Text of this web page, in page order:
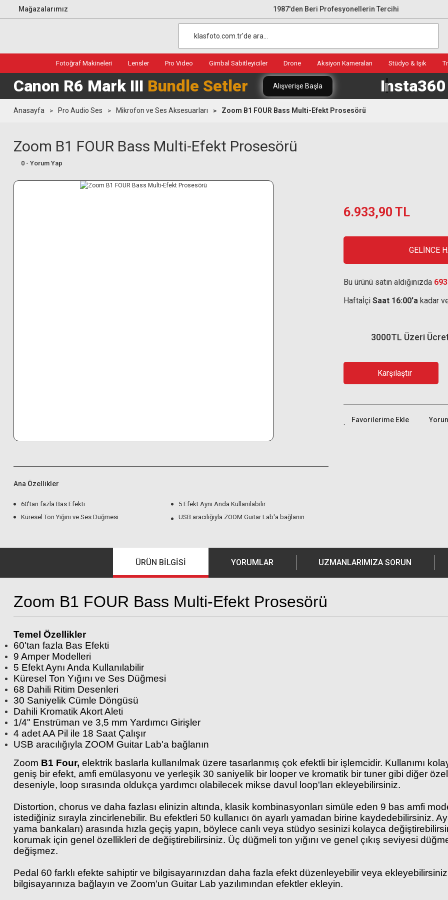
Mağazalarımız 1987'den Beri Profesyonellerin Tercihi
Fotoğraf Makineleri Lensler Pro Video Gimbal Sabitleyiciler Drone Aksiyon Kameraları Stüdyo & Işık
Canon R6 Mark III Bundle Setler Alışverişe Başla Insta360
Anasayfa Pro Audio Ses Mikrofon ve Ses Aksesuarları Zoom B1 FOUR Bass Multi-Efekt Prosesörü
Zoom B1 FOUR Bass Multi-Efekt Prosesörü
0 - Yorum Yap
Ana Özellikler
60'tan fazla Bas Efekti
5 Efekt Aynı Anda Kullanılabilir
Küresel Ton Yığını ve Ses Düğmesi
USB aracılığıyla ZOOM Guitar Lab'a bağlanın
6.933,90 TL
GELİNCE
Bu ürünü satın aldığınızda
Haftaİçi Saat 16:00'a kadar
3000TL Üzeri
Karşılaştır
ÜRÜN BILGISI YORUMLAR UZMANLARIMIZA SORUN
Zoom B1 FOUR Bass Multi-Efekt Prosesörü
Temel Özellikler
60'tan fazla Bas Efekti
9 Amper Modelleri
5 Efekt Aynı Anda Kullanılabilir
Küresel Ton Yığını ve Ses Düğmesi
68 Dahili Ritim Desenleri
30 Saniyelik Cümle Döngüsü
Dahili Kromatik Akort Aleti
1/4" Enstrüman ve 3,5 mm Yardımcı Girişler
4 adet AA Pil ile 18 Saat Çalışır
USB aracılığıyla ZOOM Guitar Lab'a bağlanın
Zoom B1 Four, elektrik baslarla kullanılmak üzere tasarlanmış çok efektli bir işlemcidir. Kullanımı
geniş bir efekt, amfi emülasyonu ve yerleşik 30 saniyelik bir looper ve kromatik bir tuner gibi diğer
deseniyle, loop sırasında oldukça yardımcı olabilecek mikse davul loop'ları ekleyebilirsiniz.
Distortion, chorus ve daha fazlası elinizin altında, klasik kombinasyonları simüle eden 9 bas amfi
istediğiniz sırayla zincirlenebilir. Bu efektleri 50 kullanıcı ön ayarlı yamadan birine kaydedebilirsiniz.
yama bankaları) arasında hızla geçiş yapın, böylece canlı veya stüdyo sesinizi kolayca
korumak için genel özellikleri de değiştirebilirsiniz. Üç düğmeli ton yığını ve genel çıkış seviyesi
değişmez.
Pedal 60 farklı efekte sahiptir ve bilgisayarınızdan daha fazla efekt düzenleyebilir veya
bilgisayarınıza bağlayın ve Zoom'un Guitar Lab yazılımından efektler ekleyin.